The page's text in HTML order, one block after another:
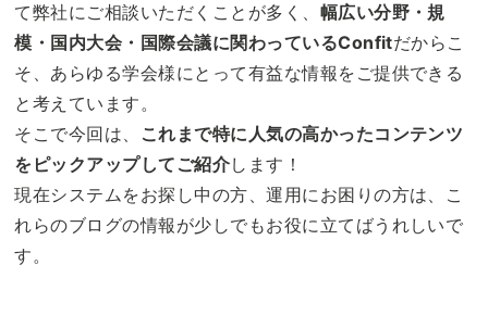
て弊社にご相談いただくことが多く、 幅広い分野・規
模・国内大会・国際会議に関わっているConfitだからこ
そ、あらゆる学会様にとって有益な情報をご提供できる
と考えています。
そこで今回は、
これまで特に人気の高かったコンテンツ
をピックアップしてご紹介します！
現在システムをお探し中の方、運用にお困りの方は、こ
れらのブログの情報が少しでもお役に立てばうれしいで
す。